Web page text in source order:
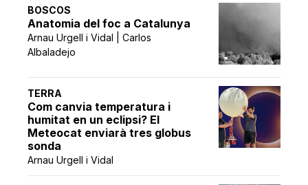
BOSCOS
Anatomia del foc a Catalunya
Arnau Urgell i Vidal | Carlos
Albaladejo
TERRA
Com canvia temperatura i
humitat en un eclipsi? El
Meteocat enviarà tres globus
sonda
Arnau Urgell i Vidal